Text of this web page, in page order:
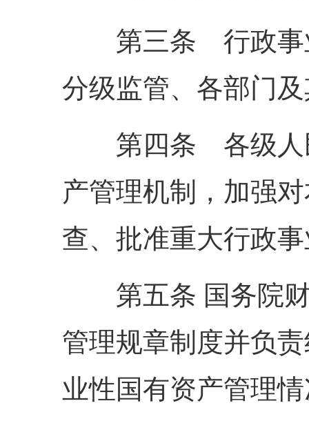
第三条 行政事业
分级监管、各部门
第四条 各级人民
产管理机制，加强
查、批准重大行政
第五条 国务院财
管理规章制度并负
业性国有资产管理